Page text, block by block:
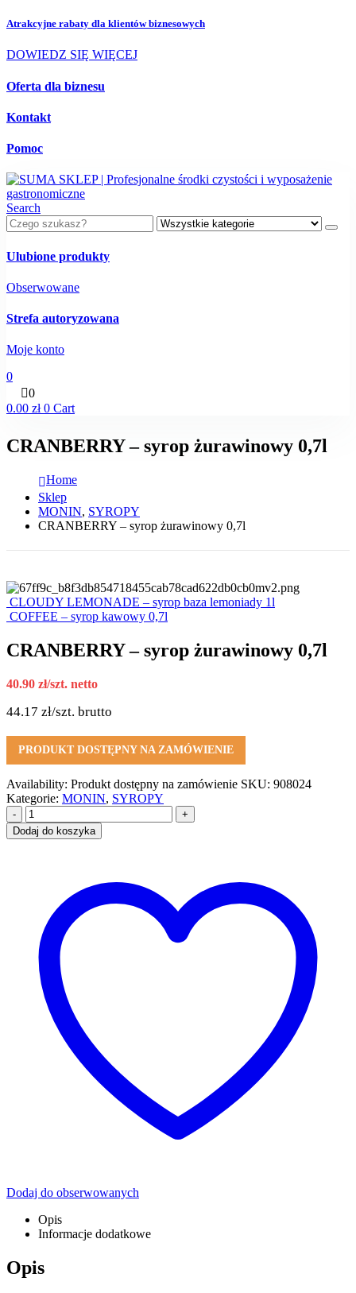
Atrakcyjne rabaty dla klientów biznesowych
DOWIEDZ SIĘ WIĘCEJ
Oferta dla biznesu
Kontakt
Pomoc
Search
Ulubione produkty
Obserwowane
Strefa autoryzowana
Moje konto
0
0
0.00 zł 0 Cart
CRANBERRY – syrop żurawinowy 0,7l
Home
Sklep
MONIN, SYROPY
CRANBERRY – syrop żurawinowy 0,7l
CLOUDY LEMONADE – syrop baza lemoniady 1l
COFFEE – syrop kawowy 0,7l
CRANBERRY – syrop żurawinowy 0,7l
40.90 zł/szt. netto
44.17 zł/szt. brutto
PRODUKT DOSTĘPNY NA ZAMÓWIENIE
Availability: Produkt dostępny na zamówienie SKU: 908024
Kategorie: MONIN, SYROPY
-
+
Dodaj do koszyka
Dodaj do obserwowanych
Opis
Informacje dodatkowe
Opis